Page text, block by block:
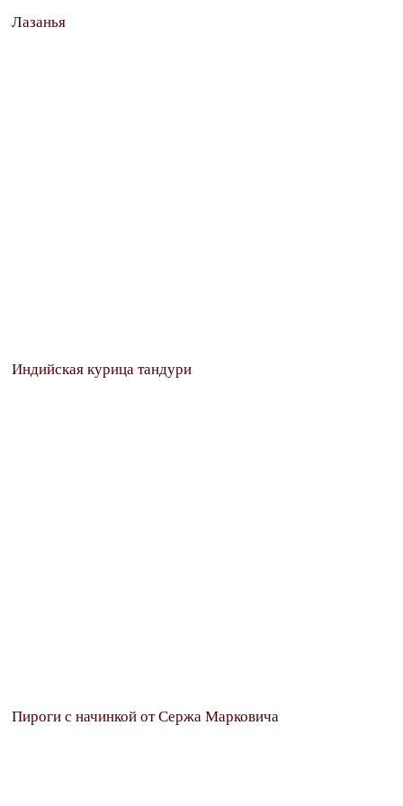
Лазанья
Индийская курица тандури
Пироги с начинкой от Сержа Марковича